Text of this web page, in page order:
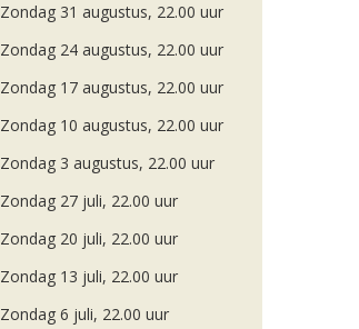
Zondag 31 augustus, 22.00 uur
Zondag 24 augustus, 22.00 uur
Zondag 17 augustus, 22.00 uur
Zondag 10 augustus, 22.00 uur
Zondag 3 augustus, 22.00 uur
Zondag 27 juli, 22.00 uur
Zondag 20 juli, 22.00 uur
Zondag 13 juli, 22.00 uur
Zondag 6 juli, 22.00 uur